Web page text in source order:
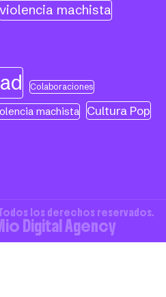
violencia machista
Colaboraciones
machista Cultura Pop
los derechos reservados.
Digital Agency